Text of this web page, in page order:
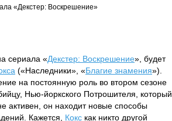
«Декстер: Воскрешение»
сериала «Декстер: Воскрешение», будет
(«Наследники», «Благие знамения»).
на постоянную роль во втором сезоне
Нью-йоркского Потрошителя, который
активен, он находит новые способы
Кажется, Кокс как никто другой